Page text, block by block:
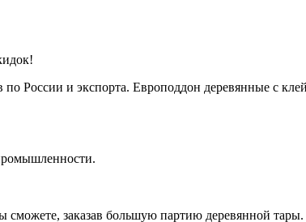
России и экспорта. Европоддон деревянные с
заказав большую партию деревянной тары.